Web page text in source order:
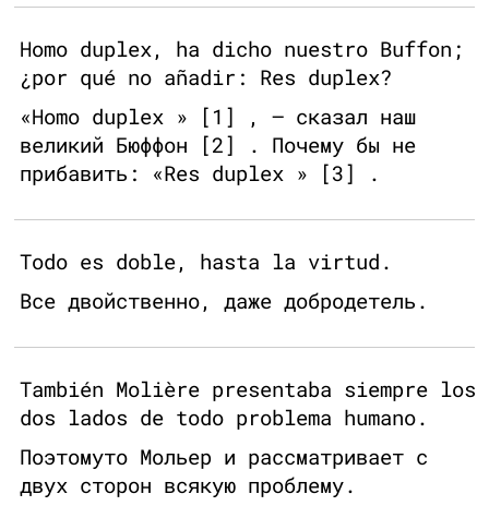
Homo duplex, ha dicho nuestro Buffon;
¿por qué no añadir: Res duplex?
«Homo duplex » [1] , – сказал наш
великий Бюффон [2] . Почему бы не
прибавить: «Res duplex » [3] .
Todo es doble, hasta la virtud.
Все двойственно, даже добродетель.
También Molière presentaba siempre los
dos lados de todo problema humano.
Поэтомуто Мольер и рассматривает с
двух сторон всякую проблему.